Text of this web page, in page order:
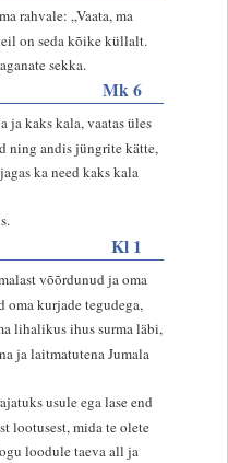
rahvale: „Vaata, ma
on seda kõike küllalt.
sekka.
Mk 6
ja kaks kala, vaatas üles
ning andis jüngrite kätte,
ka need kaks kala
Kl 1
võõrdunud ja oma
oma kurjade tegudega,
lihalikus ihus surma läbi,
ja laitmatutena Jumala
usule ega lase end
lootusest, mida te olete
loodule taeva all ja